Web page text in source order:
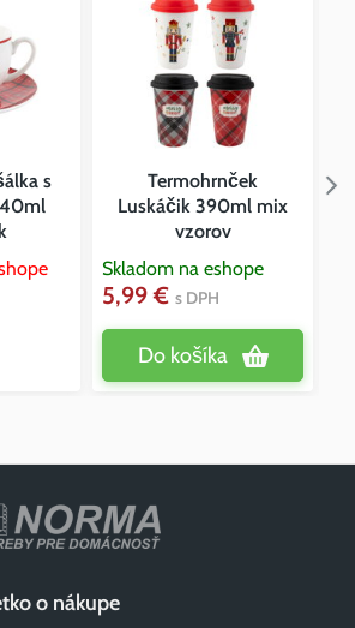
s
Termohrnček
Luskáčik 390ml mix
vzorov
Skladom na eshope
5,99 € s DPH
Do košíka
o nákupe